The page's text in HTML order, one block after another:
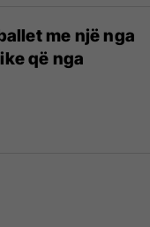
me një nga
që nga